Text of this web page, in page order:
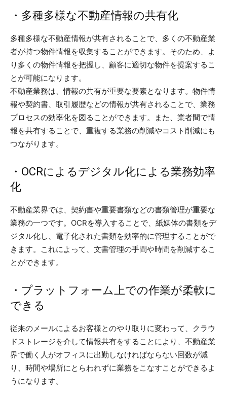
・多種多様な不動産情報の共有化
多種多様な不動産情報が共有されることで、多くの不動産業
者が持つ物件情報を収集することができます。そのため、よ
り多くの物件情報を把握し、顧客に適切な物件を提案するこ
とが可能になります。
不動産業務は、情報の共有が重要な要素となります。物件情
報や契約書、取引履歴などの情報が共有されることで、業務
プロセスの効率化を図ることができます。また、業者間で情
報を共有することで、重複する業務の削減やコスト削減にも
つながります。
・OCRによるデジタル化による業務効率
化
不動産業界では、契約書や重要書類などの書類管理が重要な
業務の一つです。OCRを導入することで、紙媒体の書類をデ
ジタル化し、電子化された書類を効率的に管理することがで
きます。これによって、文書管理の手間や時間を削減するこ
とができます。
・プラットフォーム上での作業が柔軟に
できる
従来のメールによるお客様とのやり取りに変わって、クラウ
ドストレージを介して情報共有をすることにより、不動産業
界で働く人がオフィスに出勤しなければならない回数が減
り、時間や場所にとらわれずに業務をこなすことができるよ
うになります。